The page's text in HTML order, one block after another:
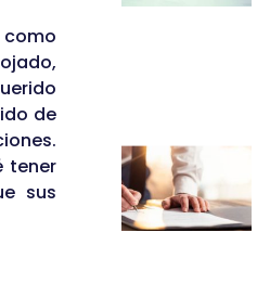
de
tener
sus